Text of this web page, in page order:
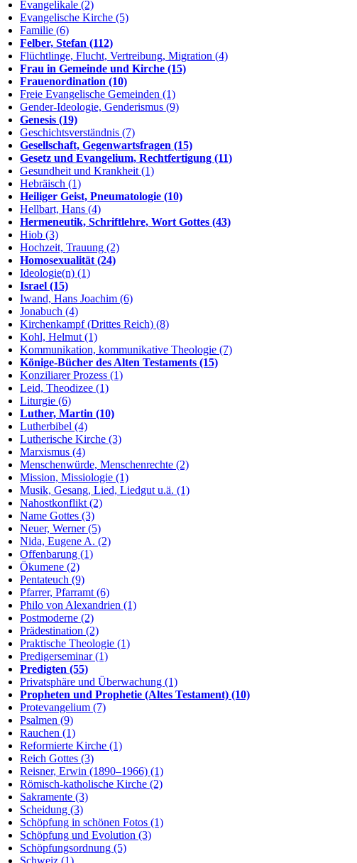
Evangelikale (2)
Evangelische Kirche (5)
Familie (6)
Felber, Stefan (112)
Flüchtlinge, Flucht, Vertreibung, Migration (4)
Frau in Gemeinde und Kirche (15)
Frauenordination (10)
Freie Evangelische Gemeinden (1)
Gender-Ideologie, Genderismus (9)
Genesis (19)
Geschichtsverständnis (7)
Gesellschaft, Gegenwartsfragen (15)
Gesetz und Evangelium, Rechtfertigung (11)
Gesundheit und Krankheit (1)
Hebräisch (1)
Heiliger Geist, Pneumatologie (10)
Hellbart, Hans (4)
Hermeneutik, Schriftlehre, Wort Gottes (43)
Hiob (3)
Hochzeit, Trauung (2)
Homosexualität (24)
Ideologie(n) (1)
Israel (15)
Iwand, Hans Joachim (6)
Jonabuch (4)
Kirchenkampf (Drittes Reich) (8)
Kohl, Helmut (1)
Kommunikation, kommunikative Theologie (7)
Könige-Bücher des Alten Testaments (15)
Konziliarer Prozess (1)
Leid, Theodizee (1)
Liturgie (6)
Luther, Martin (10)
Lutherbibel (4)
Lutherische Kirche (3)
Marxismus (4)
Menschenwürde, Menschenrechte (2)
Mission, Missiologie (1)
Musik, Gesang, Lied, Liedgut u.ä. (1)
Nahostkonflikt (2)
Name Gottes (3)
Neuer, Werner (5)
Nida, Eugene A. (2)
Offenbarung (1)
Ökumene (2)
Pentateuch (9)
Pfarrer, Pfarramt (6)
Philo von Alexandrien (1)
Postmoderne (2)
Prädestination (2)
Praktische Theologie (1)
Predigerseminar (1)
Predigten (55)
Privatsphäre und Überwachung (1)
Propheten und Prophetie (Altes Testament) (10)
Protevangelium (7)
Psalmen (9)
Rauchen (1)
Reformierte Kirche (1)
Reich Gottes (3)
Reisner, Erwin (1890–1966) (1)
Römisch-katholische Kirche (2)
Sakramente (3)
Scheidung (3)
Schöpfung in schönen Fotos (1)
Schöpfung und Evolution (3)
Schöpfungsordnung (5)
Schweiz (1)